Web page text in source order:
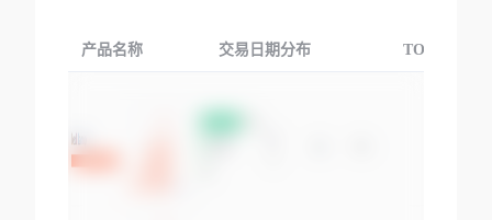
产品名称 交易日期分布 TOP3交易国